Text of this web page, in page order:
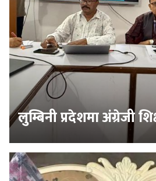
लुम्बिनी प्रदेशमा अंग्रेजी